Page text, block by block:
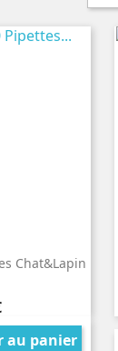
Chat&lapin
au panier